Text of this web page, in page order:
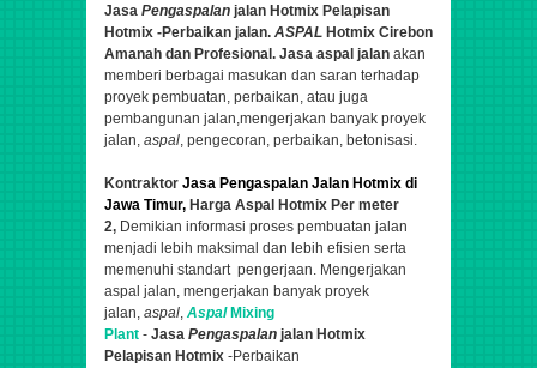
Jasa Pengaspalan jalan Hotmix Pelapisan
Hotmix -Perbaikan jalan. ASPAL Hotmix Cirebon
Amanah dan Profesional. Jasa aspal jalan akan
memberi berbagai masukan dan saran terhadap
proyek pembuatan, perbaikan, atau juga
pembangunan jalan,mengerjakan banyak proyek
jalan, aspal, pengecoran, perbaikan, betonisasi.
Kontraktor Jasa Pengaspalan Jalan Hotmix di
Jawa Timur, Harga Aspal Hotmix Per meter
2, Demikian informasi proses pembuatan jalan
menjadi lebih maksimal dan lebih efisien serta
memenuhi standart pengerjaan. Mengerjakan
aspal jalan, mengerjakan banyak proyek
jalan, aspal, AspalMixing
Plant - Jasa Pengaspalan jalan Hotmix
Pelapisan Hotmix -Perbaikan